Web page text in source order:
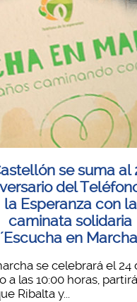
se suma al
del
la Esperanza con la
caminata solidaria
en
se celebrará el 24
a las 10:00 horas,
Ribalta y...